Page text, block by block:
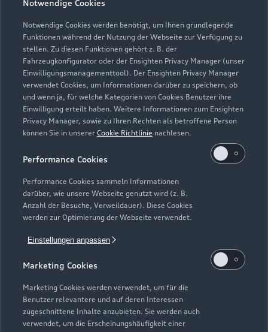
Notwendige Cookies
Notwendige Cookies werden benötigt, um Ihnen grundlegende
Funktionen während der Nutzung der Webseite zur Verfügung zu
stellen. Zu diesen Funktionen gehört z. B. der
Fahrzeugkonfigurator oder der Ensighten Privacy Manager (unser
Einwilligungsmanagementtool). Der Ensighten Privacy Manager
verwendet Cookies, um Informationen darüber zu speichern, ob
und wenn ja, für welche Kategorien von Cookies Benutzer ihre
Einwilligung erteilt haben. Weitere Informationen zum Ensighten
Privacy Manager, sowie zu Ihren Rechten als betroffene Person
können Sie in unserer Cookie Richtlinie nachlesen.
Performance Cookies
Performance Cookies sammeln Informationen
darüber, wie unsere Webseite genutzt wird (z. B.
Anzahl der Besuche, Verweildauer). Diese Cookies
werden zur Optimierung der Webseite verwendet.
Einstellungen anpassen
Marketing Cookies
Marketing Cookies werden verwendet, um für die
Benutzer relevantere und auf deren Interessen
zugeschnittene Inhalte anzubieten. Sie werden auch
verwendet, um die Erscheinungshäufigkeit einer
Dienstleistung Inspektion und Verschleiß der Audi Leasing,
Zweigniederlassung der Volkswagen Leasing GmbH,
Braunschweig. Nur für Audi Werksdienstwagen und Audi
Mietfahrzeuge mit einer Audi Anschlussgarantie bis zu einem
Fahrzeugalter von 24 Monaten und 30.000 km
Gesamtfahrleistung (Stichtag: Datum der Ummeldung auf den
neuen Gebrauchtwagenkunden). Für private und gewerbliche
Einzelabnehmer sowie ausge wählte Sonderabnehmer.
Junge Gebrauchtwagen sind ehemalige Audi Mietfahrzeuge
(AMF) oder Audi Werksdienstwagen (WDW) der AUDI AG mit
einem Fahrzeugalter von max. 24 Monaten nach
werden. Ausgenommen hiervon sind händlereigene
Mietfahrzeuge der Marke Audi, die in der Erstverwendung über
externe Mietwagengesellschaften wie bspw. EURO-Leasing
unter https://www.audi.de/junge-gebrauchtwagen.
Audi Anschlussgarantie bereits enthalten in Audi
Werksdienstwagen und Audi Mietfahrzeugen gemäß
Bedingungen der AUDI AG, Ingolstadt.
Versicherungsleistungen werden durch den Audi